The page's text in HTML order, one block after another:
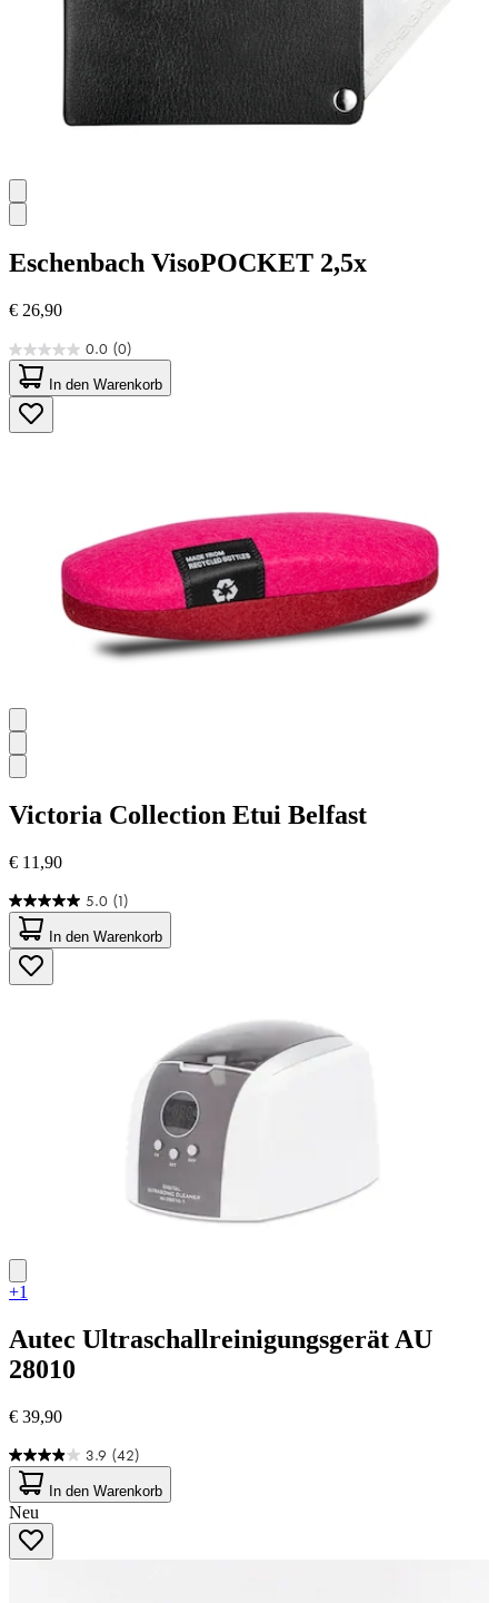
Eschenbach VisoPOCKET 2,5x
€ 26,90
0.0 (0)
0.0
von
5
Sternen.
In den Warenkorb
Victoria Collection Etui Belfast
€ 11,90
5.0 (1)
5.0
von
5
Sternen.
1
In den Warenkorb
+1
Autec Ultraschallreinigungsgerät AU
28010
€ 39,90
3.9 (42)
3.9
von
5
Sternen.
42
Bewertungen
In den Warenkorb
Neu